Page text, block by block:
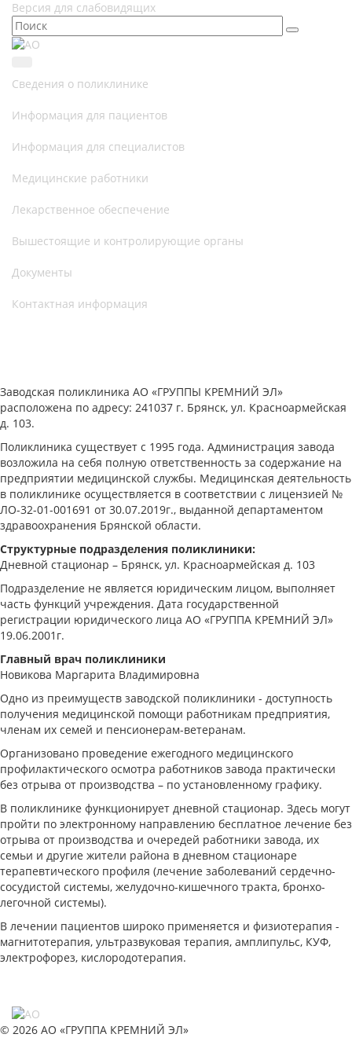
Версия для слабовидящих
Сведения о поликлинике
Информация для пациентов
Информация для специалистов
Медицинские работники
Лекарственное обеспечение
Вышестоящие и контролирующие органы
Документы
Контактная информация
Заводская поликлиника АО «ГРУППЫ КРЕМНИЙ ЭЛ»
расположена по адресу: 241037 г. Брянск, ул. Красноармейская
д. 103.
Поликлиника существует с 1995 года. Администрация завода
возложила на себя полную ответственность за содержание на
предприятии медицинской службы. Медицинская деятельность
в поликлинике осуществляется в соответствии с лицензией №
ЛО-32-01-001691 от 30.07.2019г., выданной департаментом
здравоохранения Брянской области.
Структурные подразделения поликлиники:
Дневной стационар – Брянск, ул. Красноармейская д. 103
Подразделение не является юридическим лицом, выполняет
часть функций учреждения. Дата государственной
регистрации юридического лица АО «ГРУППА КРЕМНИЙ ЭЛ»
19.06.2001г.
Главный врач поликлиники
Новикова Маргарита Владимировна
Одно из преимуществ заводской поликлиники - доступность
получения медицинской помощи работникам предприятия,
членам их семей и пенсионерам-ветеранам.
Организовано проведение ежегодного медицинского
профилактического осмотра работников завода практически
без отрыва от производства – по установленному графику.
В поликлинике функционирует дневной стационар. Здесь могут
пройти по электронному направлению бесплатное лечение без
отрыва от производства и очередей работники завода, их
семьи и другие жители района в дневном стационаре
терапевтического профиля (лечение заболеваний сердечно-
сосудистой системы, желудочно-кишечного тракта, бронхо-
легочной системы).
В лечении пациентов широко применяется и физиотерапия -
магнитотерапия, ультразвуковая терапия, амплипульс, КУФ,
электрофорез, кислородотерапия.
© 2026 АО «ГРУППА КРЕМНИЙ ЭЛ»